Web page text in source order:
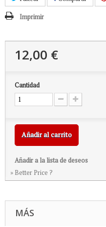
Imprimir
12,00 €
Cantidad
Añadir al carrito
Añadir a la lista de deseos
» Better Price ?
MÁS